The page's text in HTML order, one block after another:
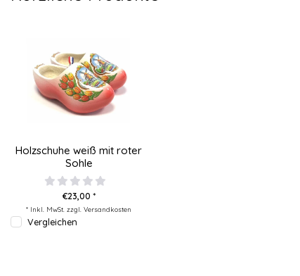
Holzschuhe weiß mit roter
Sohle
€23,00 *
* Inkl. MwSt. zzgl. Versandkosten
Vergleichen